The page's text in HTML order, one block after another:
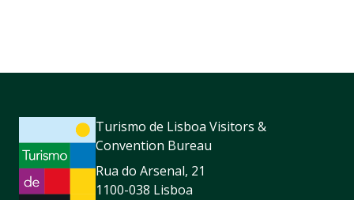
Turismo de Lisboa Visitors &
Convention Bureau
Rua do Arsenal, 21
1100-038 Lisboa